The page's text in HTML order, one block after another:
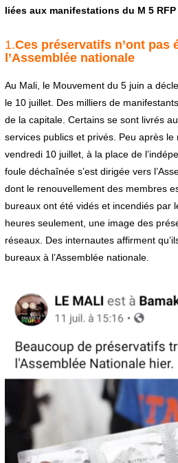
0
liées aux manifestations du M 5 RFP
1.Ces préservatifs n’ont pas
l’Assemblée nationale
Au Mali, le Mouvement du 5 juin a
le 10 juillet. Des milliers de
de la capitale. Certains se sont livrés
services publics et privés. Peu après le
vendredi 10 juillet, à la place de
foule déchaînée s’est dirigée vers
dont le renouvellement des membres
bureaux ont été vidés et incendiés par
heures seulement, une image des
réseaux. Des internautes affirment
bureaux à l’Assemblée nationale.